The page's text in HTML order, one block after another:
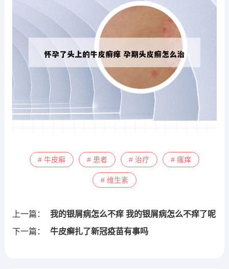
# 牛皮癣 # 患者 # 治疗 # 瘙痒
# 维生素
上一篇：
我的银屑病怎么不痒 我的银屑病怎么不痒了呢
下一篇：
牛皮癣扎了新冠疫苗有事吗